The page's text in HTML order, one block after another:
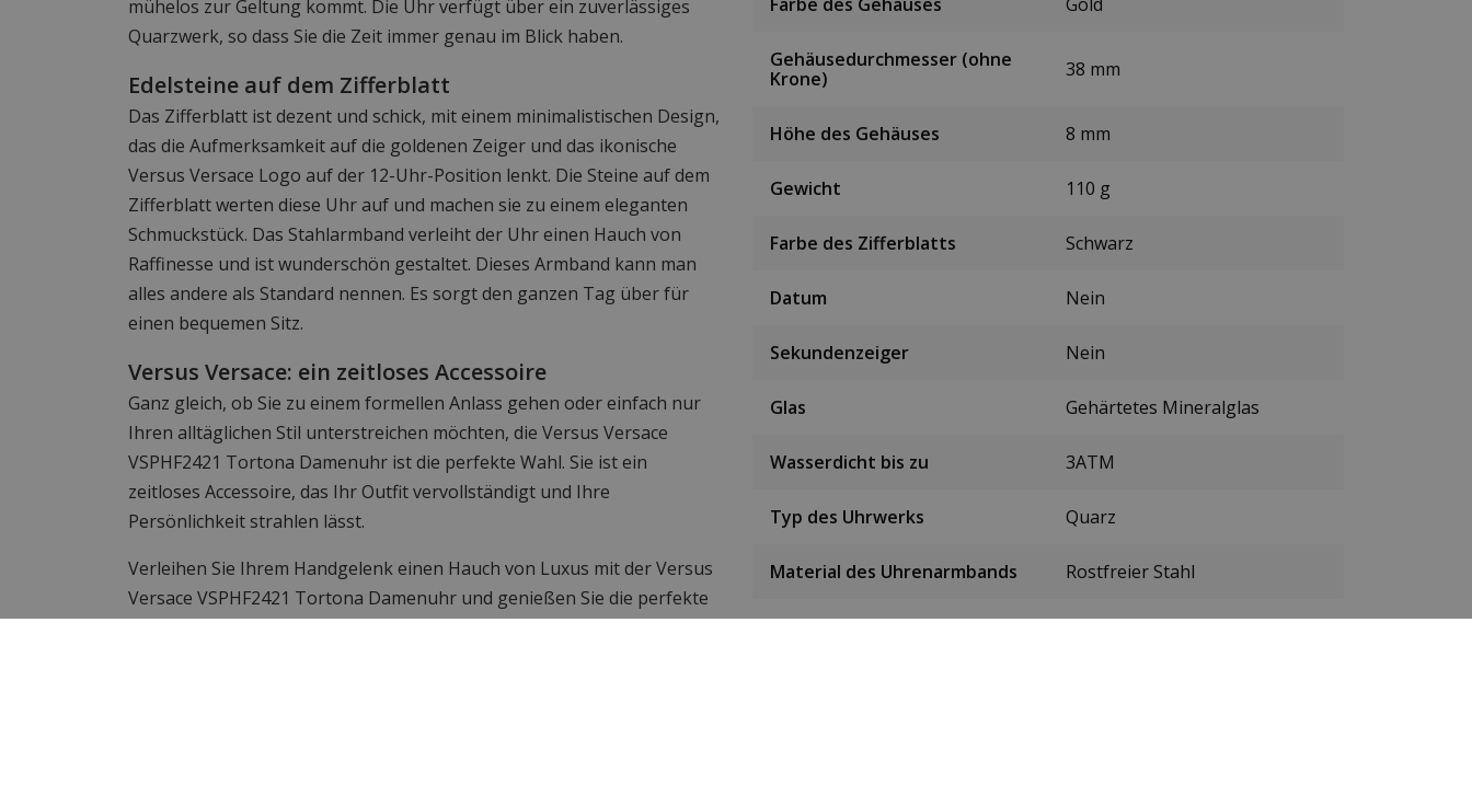
mühelos zur Geltung kommt. Die Uhr verfügt über ein zuverlässiges
Quarzwerk, so dass Sie die Zeit immer genau im Blick haben.
Edelsteine auf dem Zifferblatt
Das Zifferblatt ist dezent und schick, mit einem minimalistischen Design,
das die Aufmerksamkeit auf die goldenen Zeiger und das ikonische
Versus Versace Logo auf der 12-Uhr-Position lenkt. Die Steine auf dem
Zifferblatt werten diese Uhr auf und machen sie zu einem eleganten
Schmuckstück. Das Stahlarmband verleiht der Uhr einen Hauch von
Raffinesse und ist wunderschön gestaltet. Dieses Armband kann man
alles andere als Standard nennen. Es sorgt den ganzen Tag über für
einen bequemen Sitz.
Versus Versace: ein zeitloses Accessoire
Ganz gleich, ob Sie zu einem formellen Anlass gehen oder einfach nur
Ihren alltäglichen Stil unterstreichen möchten, die Versus Versace
VSPHF2421 Tortona Damenuhr ist die perfekte Wahl. Sie ist ein
zeitloses Accessoire, das Ihr Outfit vervollständigt und Ihre
Persönlichkeit strahlen lässt.
Verleihen Sie Ihrem Handgelenk einen Hauch von Luxus mit der Versus
Versace VSPHF2421 Tortona Damenuhr und genießen Sie die perfekte
Gehäusedurchmesser (ohne
Krone)
38 mm
Höhe des Gehäuses 8 mm
Gewicht 110 g
Farbe des Zifferblatts Schwarz
Datum Nein
Sekundenzeiger Nein
Glas Gehärtetes Mineralglas
Wasserdicht bis zu 3ATM
Typ des Uhrwerks Quarz
Material des Uhrenarmbands Rostfreier Stahl
Farbe des Armbands Gold